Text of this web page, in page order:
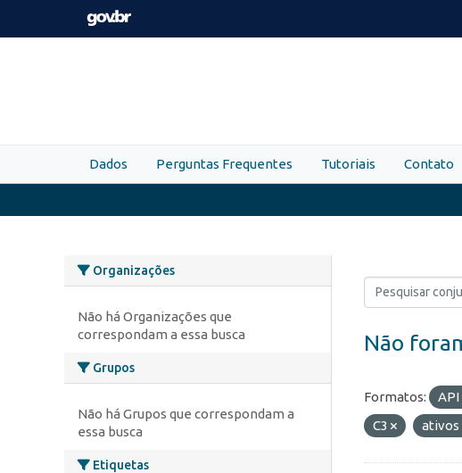
Skip to main content
Dados Perguntas Frequentes Tutoriais Contato
Organizações
Não há Organizações que
correspondam a essa busca
Grupos
Não há Grupos que correspondam a
essa busca
Etiquetas
Não
Formatos: API
C3
ativos